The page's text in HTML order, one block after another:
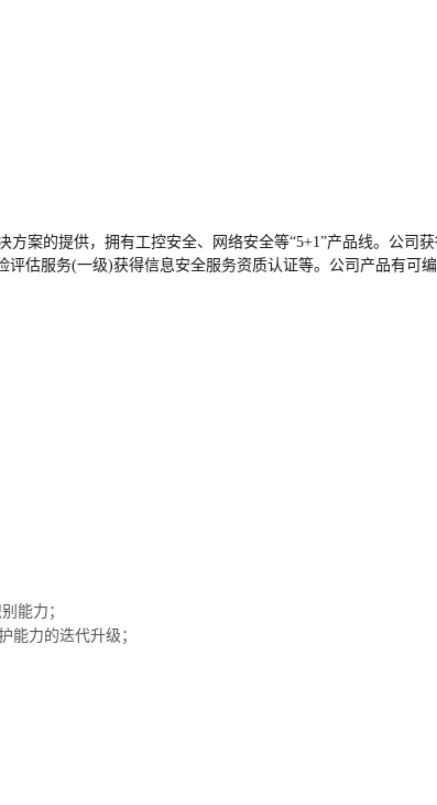
案的提供，拥有工控安全、网络安全等“5+1”产品线。公司
评估服务(一级)获得信息安全服务资质认证等。公司产品有
能力；
能力的迭代升级；